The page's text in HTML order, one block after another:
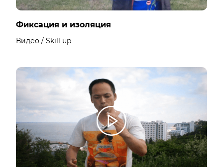
Фиксация и изоляция
Видео / Skill up